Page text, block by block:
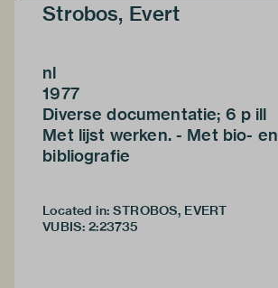
Strobos, Evert
nl
1977
Diverse documentatie; 6 p ill
Met lijst werken. - Met bio- en
bibliografie
Located in: STROBOS, EVERT
VUBIS: 2:23735